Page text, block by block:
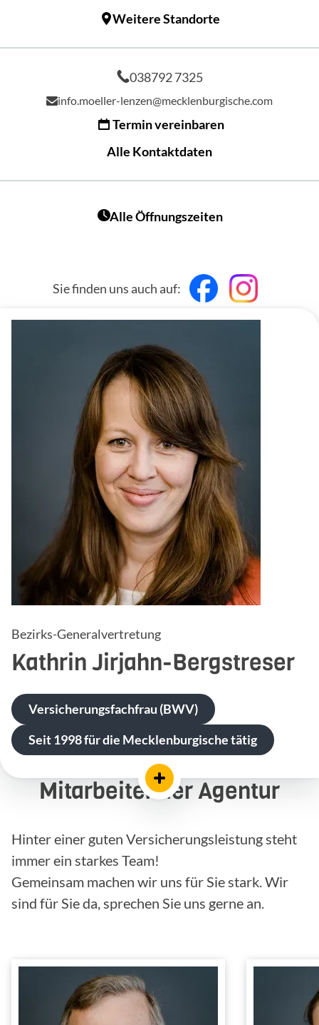
Weitere Standorte
038792 7325
info.moeller-lenzen@mecklenburgische.com
Termin vereinbaren
Alle Kontaktdaten
Alle Öffnungszeiten
Sie finden uns auch auf:
Bezirks-Generalvertretung
KathrinJirjahn-Bergstreser
Versicherungsfachfrau (BWV)
Seit 1998 für die Mecklenburgische tätig
Mitarbeiter der Agentur
Hinter einer guten Versicherungsleistung steht
immer ein starkes Team!
Gemeinsam machen wir uns für Sie stark. Wir
sind für Sie da, sprechen Sie uns gerne an.
Hans-Jürgen